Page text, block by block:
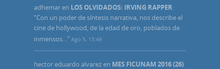
adhemar en LOS OLVIDADOS: IRVING RAPPER:
“Con un poder de síntesis narrativa, nos describe el
cine de hollywood, de la edad de oro, poblados de
inmensos… ” Ago 5, 13:49
hector eduardo alvarez en MES FICUNAM 2016 (26)